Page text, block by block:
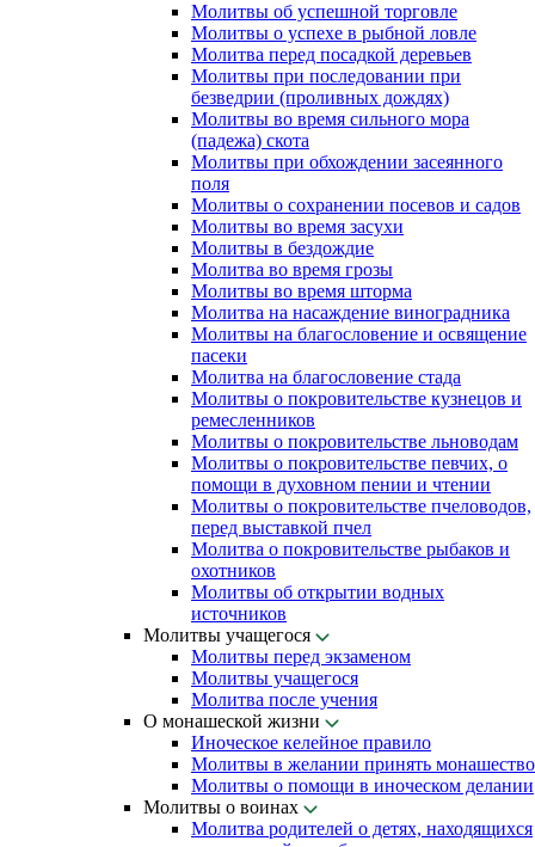
Молитвы об успешной торговле
Молитвы о успехе в рыбной ловле
Молитва перед посадкой деревьев
Молитвы при последовании при
безведрии (проливных дождях)
Молитвы во время сильного мора
(падежа) скота
Молитвы при обхождении засеянного
поля
Молитвы о сохранении посевов и садов
Молитвы во время засухи
Молитвы в бездождие
Молитва во время грозы
Молитвы во время шторма
Молитва на насаждение виноградника
Молитвы на благословение и освящение
пасеки
Молитва на благословение стада
Молитвы о покровительстве кузнецов и
ремесленников
Молитвы о покровительстве льноводам
Молитвы о покровительстве певчих, о
помощи в духовном пении и чтении
Молитвы о покровительстве пчеловодов,
перед выставкой пчел
Молитва о покровительстве рыбаков и
охотников
Молитвы об открытии водных
источников
Молитвы учащегося
Молитвы перед экзаменом
Молитвы учащегося
Молитва после учения
О монашеской жизни
Иноческое келейное правило
Молитвы в желании принять монашество
Молитвы о помощи в иноческом делании
Молитвы о воинах
Молитва родителей о детях, находящихся